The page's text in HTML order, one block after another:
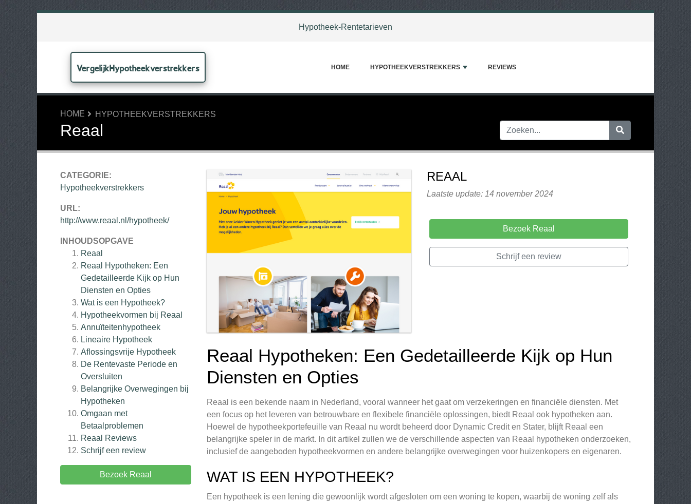
Hypotheek-Rentetarieven
VergelijkHypotheekverstrekkers HOME HYPOTHEEKVERSTREKKERS REVIEWS
HOME HYPOTHEEKVERSTREKKERS
Reaal
CATEGORIE:
Hypotheekverstrekkers
URL:
http://www.reaal.nl/hypotheek/
INHOUDSOPGAVE
Reaal
Reaal Hypotheken: Een
Gedetailleerde Kijk op Hun
Diensten en Opties
Wat is een Hypotheek?
Hypotheekvormen bij Reaal
Annuïteitenhypotheek
Lineaire Hypotheek
Aflossingsvrije Hypotheek
De Rentevaste Periode en
Oversluiten
Belangrijke Overwegingen bij
Hypotheken
Omgaan met
Betaalproblemen
Reaal
Reviews
Schrijf een review
Bezoek Reaal
REAAL
Laatste update: 14 november 2024
Bezoek Reaal
Schrijf een review
Reaal Hypotheken: Een Gedetailleerde Kijk op Hun
Diensten en Opties
Reaal is een bekende naam in Nederland, vooral wanneer het gaat om verzekeringen en financiële diensten. Met
een focus op het leveren van betrouwbare en flexibele financiële oplossingen, biedt Reaal ook hypotheken aan.
Hoewel de hypotheekportefeuille van Reaal nu wordt beheerd door Dynamic Credit en Stater, blijft Reaal een
belangrijke speler in de markt. In dit artikel zullen we de verschillende aspecten van Reaal hypotheken onderzoeken,
inclusief de aangeboden hypotheekvormen en andere belangrijke overwegingen voor huizenkopers en eigenaren.
WAT IS EEN HYPOTHEEK?
Een hypotheek is een lening die gewoonlijk wordt afgesloten om een woning te kopen, waarbij de woning zelf als